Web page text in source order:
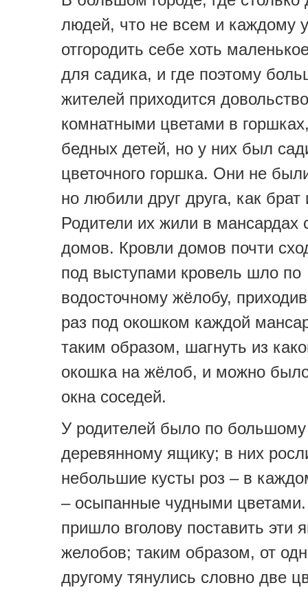
людей, что не всем и каждому
отгородить себе хоть
для садика, и где поэтому
жителей приходится
комнатными цветами в
бедных детей, но у них был
цветочного горшка. Они не
но любили друг друга, как брат
Родители их жили в мансардах
домов. Кровли домов почти
под выступами кровель шло по
водосточному жёлобу,
раз под окошком каждой
таким образом, шагнуть из
окошка на жёлоб, и можно было
окна соседей.
У родителей было по большому
деревянному ящику; в них
небольшие кусты роз – в
– осыпанные чудными
пришло вголову поставить эти
желобов; таким образом, от
другому тянулись словно две